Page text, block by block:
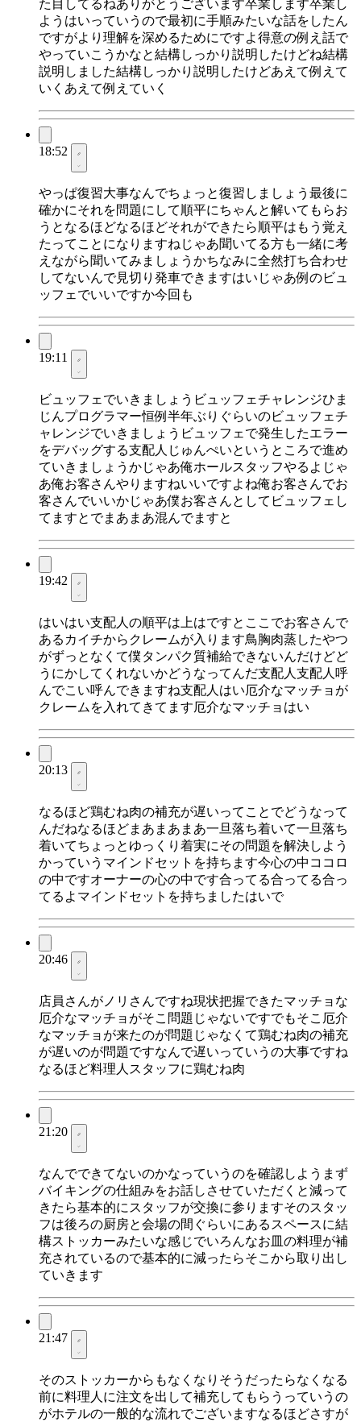
た目してるねありがとうございます卒業します卒業し
ようはいっていうので最初に手順みたいな話をしたん
ですがより理解を深めるためにですよ得意の例え話で
やっていこうかなと結構しっかり説明したけどね結構
説明しました結構しっかり説明したけどあえて例えて
いくあえて例えていく
18:52
やっぱ復習大事なんでちょっと復習しましょう最後に
確かにそれを問題にして順平にちゃんと解いてもらお
うとなるほどなるほどそれができたら順平はもう覚え
たってことになりますねじゃあ聞いてる方も一緒に考
えながら聞いてみましょうかちなみに全然打ち合わせ
してないんで見切り発車できますはいじゃあ例のビュ
ッフェでいいですか今回も
19:11
ビュッフェでいきましょうビュッフェチャレンジひま
じんプログラマー恒例半年ぶりぐらいのビュッフェチ
ャレンジでいきましょうビュッフェで発生したエラー
をデバッグする支配人じゅんぺいというところで進め
ていきましょうかじゃあ俺ホールスタッフやるよじゃ
あ俺お客さんやりますねいいですよね俺お客さんでお
客さんでいいかじゃあ僕お客さんとしてビュッフェし
てますとでまあまあ混んでますと
19:42
はいはい支配人の順平は上はですとここでお客さんで
あるカイチからクレームが入ります鳥胸肉蒸したやつ
がずっとなくて僕タンパク質補給できないんだけどど
うにかしてくれないかどうなってんだ支配人支配人呼
んでこい呼んできますね支配人はい厄介なマッチョが
クレームを入れてきてます厄介なマッチョはい
20:13
なるほど鶏むね肉の補充が遅いってことでどうなって
んだねなるほどまあまあまあ一旦落ち着いて一旦落ち
着いてちょっとゆっくり着実にその問題を解決しよう
かっていうマインドセットを持ちます今心の中ココロ
の中ですオーナーの心の中です合ってる合ってる合っ
てるよマインドセットを持ちましたはいで
20:46
店員さんがノリさんですね現状把握できたマッチョな
厄介なマッチョがそこ問題じゃないですでもそこ厄介
なマッチョが来たのが問題じゃなくて鶏むね肉の補充
が遅いのが問題ですなんで遅いっていうの大事ですね
なるほど料理人スタッフに鶏むね肉
21:20
なんでできてないのかなっていうのを確認しようまず
バイキングの仕組みをお話しさせていただくと減って
きたら基本的にスタッフが交換に参りますそのスタッ
フは後ろの厨房と会場の間ぐらいにあるスペースに結
構ストッカーみたいな感じでいろんなお皿の料理が補
充されているので基本的に減ったらそこから取り出し
ていきます
21:47
そのストッカーからもなくなりそうだったらなくなる
前に料理人に注文を出して補充してもらうっていうの
がホテルの一般的な流れでございますなるほどさすが